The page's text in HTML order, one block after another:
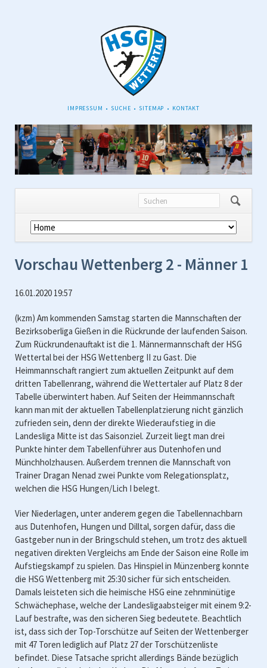
NAVIGATION
IMPRESSUM SUCHE SITEMAP KONTAKT
Navigation
überspringen
Vorschau Wettenberg 2 - Männer 1
16.01.2020 19:57
(kzm) Am kommenden Samstag starten die Mannschaften der
Bezirksoberliga Gießen in die Rückrunde der laufenden Saison.
Zum Rückrundenauftakt ist die 1. Männermannschaft der HSG
Wettertal bei der HSG Wettenberg II zu Gast. Die
Heimmannschaft rangiert zum aktuellen Zeitpunkt auf dem
dritten Tabellenrang, während die Wettertaler auf Platz 8 der
Tabelle überwintert haben. Auf Seiten der Heimmannschaft
kann man mit der aktuellen Tabellenplatzierung nicht gänzlich
zufrieden sein, denn der direkte Wiederaufstieg in die
Landesliga Mitte ist das Saisonziel. Zurzeit liegt man drei
Punkte hinter dem Tabellenführer aus Dutenhofen und
Münchholzhausen. Außerdem trennen die Mannschaft von
Trainer Dragan Nenad zwei Punkte vom Relegationsplatz,
welchen die HSG Hungen/Lich I belegt.
Vier Niederlagen, unter anderem gegen die Tabellennachbarn
aus Dutenhofen, Hungen und Dilltal, sorgen dafür, dass die
Gastgeber nun in der Bringschuld stehen, um trotz des aktuell
negativen direkten Vergleichs am Ende der Saison eine Rolle im
Aufstiegskampf zu spielen. Das Hinspiel in Münzenberg konnte
die HSG Wettenberg mit 25:30 sicher für sich entscheiden.
Damals leisteten sich die heimische HSG eine zehnminütige
Schwächephase, welche der Landesligaabsteiger mit einem 9:2-
Lauf bestrafte, was den sicheren Sieg bedeutete. Beachtlich
ist, dass sich der Top-Torschütze auf Seiten der Wettenberger
mit 47 Toren lediglich auf Platz 27 der Torschützenliste
befindet. Diese Tatsache spricht allerdings Bände bezüglich